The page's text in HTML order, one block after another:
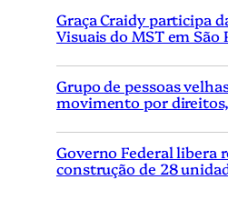
Graça Craidy participa
Visuais do MST em São
Grupo de pessoas
movimento por
Governo Federal libera
construção de 28